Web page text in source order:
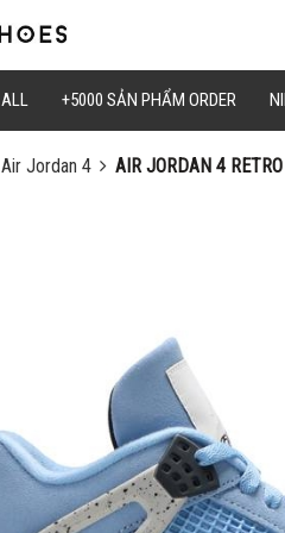
ALL +5000 SẢN PHẨM ORDER
Air Jordan 4 AIR JORDAN 4